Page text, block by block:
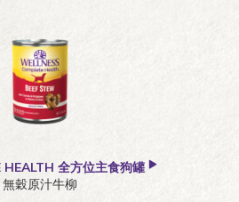
HEALTH 全方位主食狗罐
無穀原汁牛柳